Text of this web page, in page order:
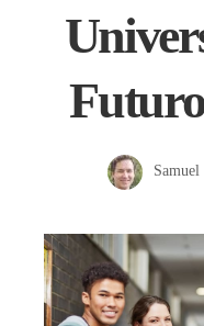
Samuel